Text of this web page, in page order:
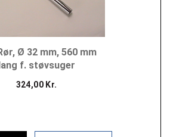
Ø 32 mm, 560 mm
f. støvsuger
324,00 Kr.